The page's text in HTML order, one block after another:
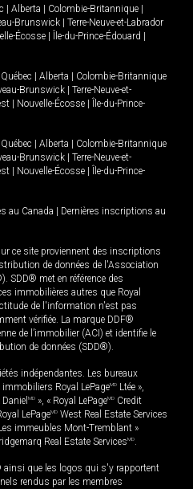
Alberta Colombie-Britannique
Brunswick
Terre-Neuve-et-Labrador
Écosse Île-du-Prince-Édouard
Québec Alberta
Colombie-Britannique
Brunswick
Terre-Neuve-et-
Nouvelle-Écosse
Île-du-Prince-
Québec Alberta
Colombie-Britannique
Brunswick
Terre-Neuve-et-
Nouvelle-Écosse
Île-du-Prince-
au Canada
Dernières inscriptions au
ce site proviennent des inscriptions
de données de l'Association
SDD® met en référence des
immobilières autres que Royal
de l'information n'est pas
vérifiée. La marque DDF®
de l’immobilier (ACI) et identifie le
de données (SDD®).
indépendantes. Les bureaux
Royal LePageMD Ltée »,
MD », « Royal LePageMD Credit
LePageMD West Real Estate Services
immeubles Mont-Tremblant »
Real Estate ServicesMD.
ainsi que les logos qui s'y rapportent
rendus par les membres